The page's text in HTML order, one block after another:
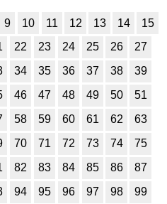
мир
7 8 10
11
язык
9 10 11 12 13 14
15
22 23 24 25 26
27
34 35 36 37 38
39
46 47 48 49 50
51
58 59 60 61 62
63
70 71 72 73 74
75
82 83 84 85 86
87
94 95 96 97 98
99